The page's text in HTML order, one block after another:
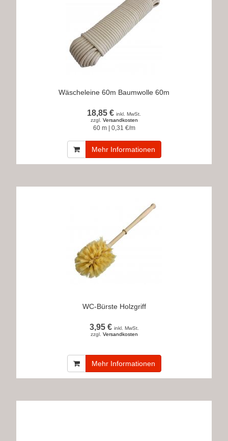
Wäscheleine 60m Baumwolle 60m
18,85 € inkl. MwSt.
zzgl. Versandkosten
60 m | 0,31 €/m
Mehr Informationen
WC-Bürste Holzgriff
3,95 € inkl. MwSt.
zzgl. Versandkosten
Mehr Informationen